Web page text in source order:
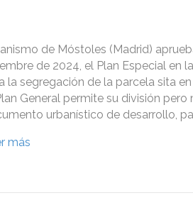
de Móstoles (Madrid)
de 2024, el Plan Especial en
la segregación de la parcela sita
General permite su división
urbanístico de desarrollo,
más